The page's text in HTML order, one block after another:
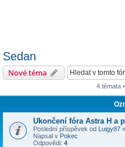
Sedan
Nové téma
4 témata
Ukončení fóra Astra H a
Poslední příspěvek od Luigy87 «
Napsal v Pokec
Odpovědi: 4